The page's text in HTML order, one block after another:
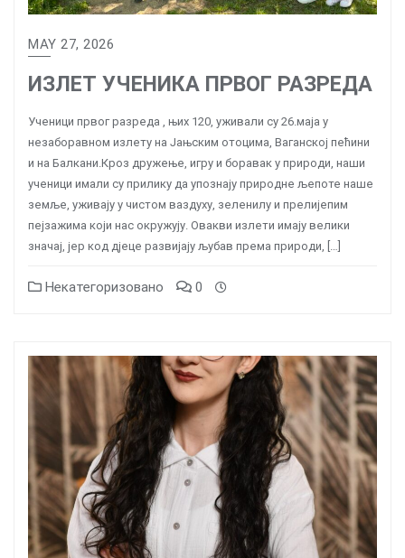
MAY 27, 2026
ИЗЛЕТ УЧЕНИКА ПРВОГ РАЗРЕДА
Ученици првог разреда , њих 120, уживали су 26.маја у
незаборавном излету на Јањским отоцима, Ваганској пећини
и на Балкани.Кроз дружење, игру и боравак у природи, наши
ученици имали су прилику да упознају природне љепоте наше
земље, уживају у чистом ваздуху, зеленилу и прелијепим
пејзажима који нас окружују. Овакви излети имају велики
значај, јер код дјеце развијају љубав према природи, […]
Некатегоризовано 0